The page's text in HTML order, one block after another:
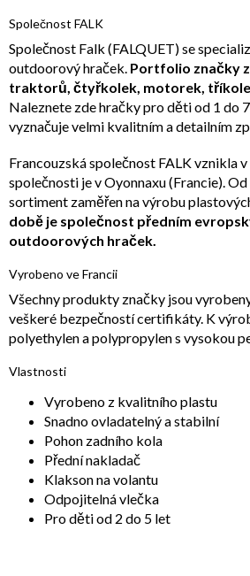
Společnost FALK
Společnost Falk (FALQUET) se
outdoorový hraček. Portfolio značky
traktorů, čtyřkolek, motorek,
Naleznete zde hračky pro děti od 1 do
vyznačuje velmi kvalitním a detailním
Francouzská společnost FALK vznikla
společnosti je v Oyonnaxu (Francie).
sortiment zaměřen na výrobu
době je společnost předním
outdoorových hraček.
Vyrobeno ve Francii
Všechny produkty značky jsou
veškeré bezpečností certifikáty. K
polyethylen a polypropylen s vysokou
Vlastnosti
Vyrobeno z kvalitního plastu
Snadno ovladatelný a stabilní
Pohon zadního kola
Přední nakladač
Klakson na volantu
Odpojitelná vlečka
Pro děti od 2 do 5 let